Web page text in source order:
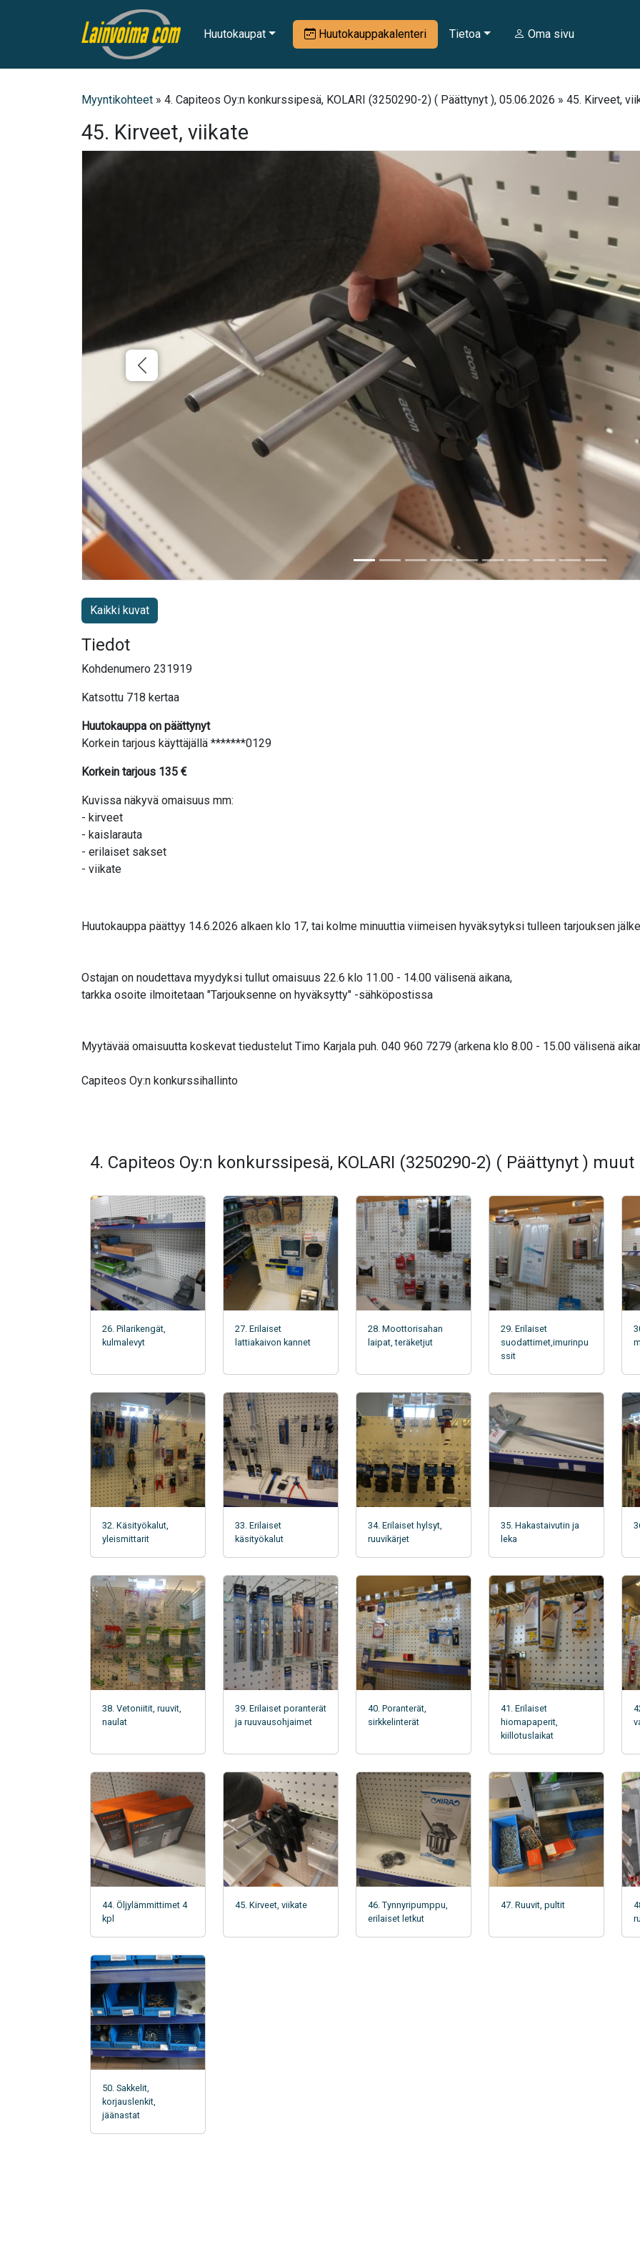
Huutokaupat Huutokauppakalenteri Tietoa Oma sivu
Myyntikohteet » 4. Capiteos Oy:n konkurssipesä, KOLARI (3250290-2) ( Päättynyt ), 05.06.2026 » 45. Kirveet,
45. Kirveet, viikate
Kaikki kuvat
Tiedot
Kohdenumero 231919
Katsottu 718 kertaa
Huutokauppa on päättynyt
Korkein tarjous käyttäjällä *******0129
Korkein tarjous 135 €
Kuvissa näkyvä omaisuus mm:
- kirveet
- kaislarauta
- erilaiset sakset
- viikate
Huutokauppa päättyy 14.6.2026 alkaen klo 17, tai kolme minuuttia viimeisen hyväksytyksi tulleen tarjouksen
Ostajan on noudettava myydyksi tullut omaisuus 22.6 klo 11.00 - 14.00 välisenä aikana,
tarkka osoite ilmoitetaan "Tarjouksenne on hyväksytty" -sähköpostissa
Myytävää omaisuutta koskevat tiedustelut Timo Karjala puh. 040 960 7279 (arkena klo 8.00 - 15.00 välisenä
Capiteos Oy:n konkurssihallinto
4. Capiteos Oy:n konkurssipesä, KOLARI (3250290-2) ( Päättynyt )
26. Pilarikengät,
kulmalevyt
27. Erilaiset
lattiakaivon kannet
28. Moottorisahan
laipat, teräketjut
29. Erilaiset
suodattimet,imurinpu
ssit
32. Käsityökalut,
yleismittarit
33. Erilaiset
käsityökalut
34. Erilaiset hylsyt,
ruuvikärjet
35. Hakastaivutin ja
leka
38. Vetoniitit, ruuvit,
naulat
39. Erilaiset poranterät
ja ruuvausohjaimet
40. Poranterät,
sirkkelinterät
41. Erilaiset
hiomapaperit,
kiillotuslaikat
44. Öljylämmittimet 4
kpl
45. Kirveet, viikate
46. Tynnyripumppu,
erilaiset letkut
47. Ruuvit, pultit
50. Sakkelit,
korjauslenkit,
jäänastat